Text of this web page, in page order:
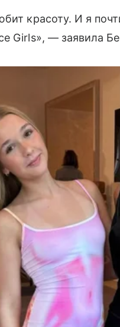
красоту. И я
Girls», — заявила